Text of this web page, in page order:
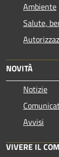
Ambiente
Salute,
NOVITÀ
Notizie
Avvisi
VIVERE IL